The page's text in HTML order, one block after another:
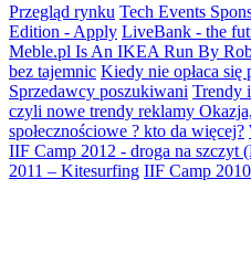
Przegląd rynku Tech Events
Edition - Apply LiveBank - the
Meble.pl Is An IKEA Run By
bez tajemnic Kiedy nie opłaca się
Sprzedawcy poszukiwani Trendy
czyli nowe trendy reklamy
społecznościowe ? kto da więcej?
IIF Camp 2012 - droga na szczyt
2011 – Kitesurfing IIF Camp